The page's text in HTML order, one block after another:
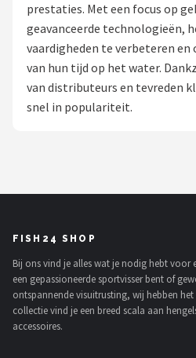
Dobbers
Kunstaas
Shop
Salmo
Rapala
prestaties. Met een focus op
geavanceerde technologieën,
vaardigheden te verbeteren
van hun tijd op het water.
van distributeurs en tevreden
snel in populariteit.
FISH24 SHOP
Bij ons vind je alles wat je nodig hebt voor
een gepassioneerde sportvisser bent of
ontspannende visuitrusting, wij hebben
collectie vind je een breed scala aan
accessoires.